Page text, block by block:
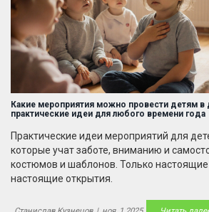
Какие мероприятия можно провести детям в
практические идеи для любого времени года
Практические идеи мероприятий для
которые учат заботе, вниманию и
костюмов и шаблонов. Только настоящие
настоящие открытия.